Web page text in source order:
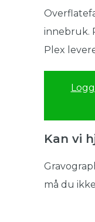
innebruk.
Plex
Kan vi
må du